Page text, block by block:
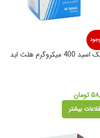
میکروگرم هلث اید
تومان
بیشتر